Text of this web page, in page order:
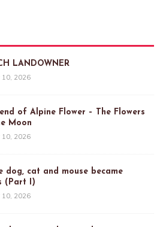
LANDOWNER
10, 2026
of Alpine Flower – The Flowers
Moon
10, 2026
dog, cat and mouse became
(Part I)
10, 2026